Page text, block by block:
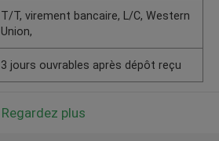
T/T, virement bancaire, L/C, Western
Union,
3 jours ouvrables après dépôt reçu
Regardez plus